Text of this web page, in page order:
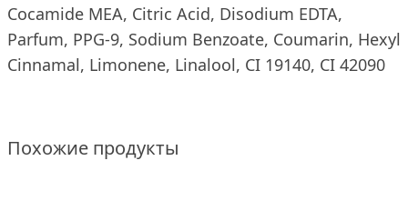
Cocamide MEA, Citric Acid, Disodium EDTA,
Parfum, PPG-9, Sodium Benzoate, Coumarin, Hexyl
Cinnamal, Limonene, Linalool, CI 19140, CI 42090
Похожие продукты